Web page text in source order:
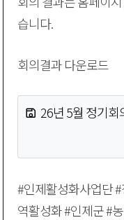
습니다.
회의결과 다운로드
26년 5월 정기회
#인제활성화사업단
역활성화 #인제군 #